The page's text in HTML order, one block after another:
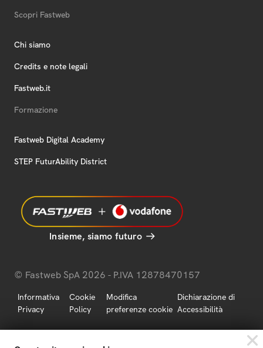
Scopri Fastweb
Chi siamo
Credits e note legali
Fastweb.it
Formazione
Fastweb Digital Academy
STEP FuturAbility District
Insieme, siamo futuro
© Fastweb SpA 2026 - P.IVA 12878470157
Informativa
Privacy
Cookie
Policy
Modifica
preferenze cookie
Dichiarazione di
Accessibilità